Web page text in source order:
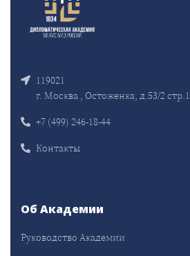
119021
г. Москва , Остоженка, д.53/2 стр.1
+7 (499) 246-18-44
Контакты
Об Академии
Руководство Академии